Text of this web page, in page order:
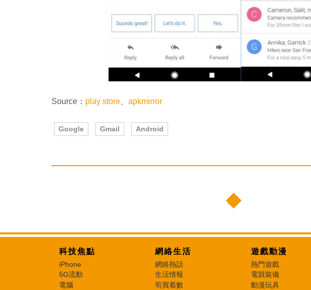
Source： play store apkmirror
Google Gmail Android
科技焦點
iPhone
5G流動
電腦
網絡生活
網絡熱話
生活情報
筍買着數
遊戲動漫
熱門遊戲
電競裝備
動漫玩具